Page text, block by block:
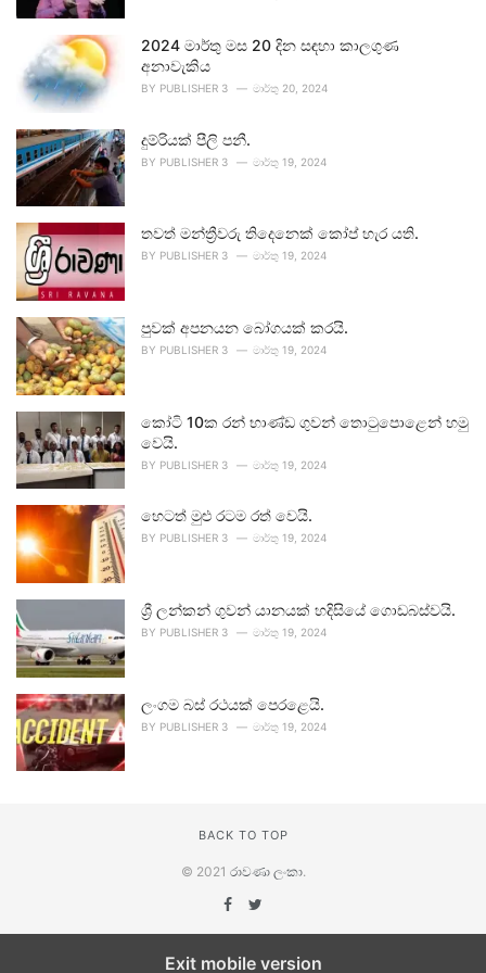
2024 මාර්තු මස 20 දින සඳහා කාලගුණ
අනාවැකිය
BY PUBLISHER 3 මාර්තු 20, 2024
දුම්රියක් පීලි පනී.
BY PUBLISHER 3 මාර්තු 19, 2024
තවත් මන්ත්‍රීවරු තිදෙනෙක් කෝප් හැර යති.
BY PUBLISHER 3 මාර්තු 19, 2024
පුවක් අපනයන බෝගයක් කරයි.
BY PUBLISHER 3 මාර්තු 19, 2024
කෝටි 10ක රන් භාණ්ඩ ගුවන් තොටුපොළෙන් හමු
වෙයි.
BY PUBLISHER 3 මාර්තු 19, 2024
හෙටත් මුළු රටම රත් වෙයි.
BY PUBLISHER 3 මාර්තු 19, 2024
ශ්‍රී ලන්කන් ගුවන් යානයක් හදිසියේ ගොඩබස්වයි.
BY PUBLISHER 3 මාර්තු 19, 2024
ලංගම බස් රථයක් පෙරළෙයි.
BY PUBLISHER 3 මාර්තු 19, 2024
BACK TO TOP
© 2021 රාවණා ලංකා.
Exit mobile version